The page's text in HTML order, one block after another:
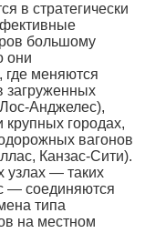
в стратегически
большому
они
где меняются
загруженных
Анджелес),
городах,
вагонов
Канзас-Сити).
узлах — таких
— соединяются
типа
на местном